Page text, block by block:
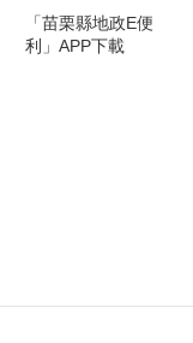
「苗栗縣地政E便
利」APP下載